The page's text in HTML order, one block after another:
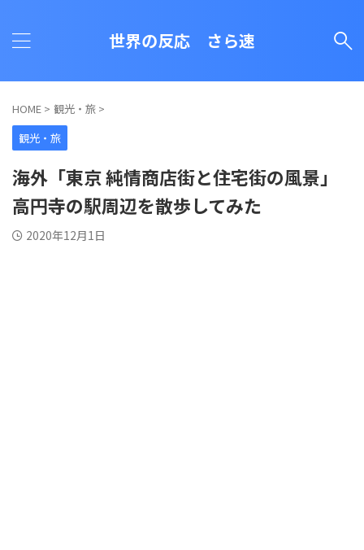
世界の反応 さら速
HOME > 観光・旅 >
観光・旅
海外「東京 純情商店街と住宅街の風景」
高円寺の駅周辺を散歩してみた
2020年12月1日